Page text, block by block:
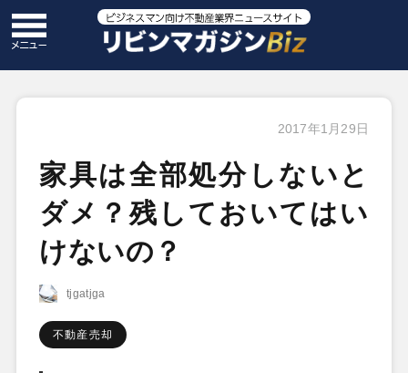
2017年1月29日
家具は全部処分しないと
ダメ？残しておいてはい
けないの？
tjgatjga
不動産売却